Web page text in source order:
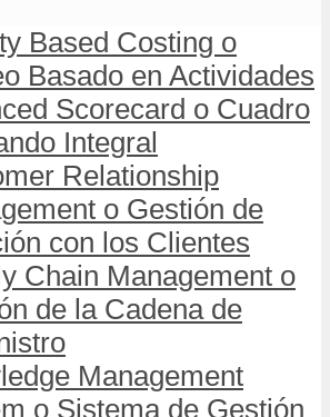
Based Costing o
Basado en Actividades
Scorecard o Cuadro
Integral
Relationship
o Gestión de
con los Clientes
Chain Management o
de la Cadena de
Management
o Sistema de Gestión